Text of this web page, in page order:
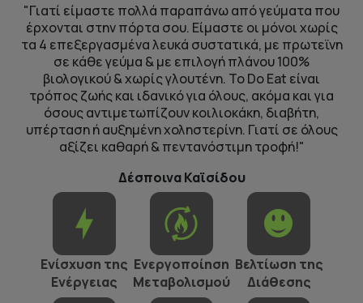
"Γιατί είμαστε πολλά παραπάνω από γεύματα που
έρχονται στην πόρτα σου. Είμαστε οι μόνοι χωρίς
τα 4 επεξεργασμένα λευκά συστατικά, με πρωτεϊνη
σε κάθε γεύμα & με επιλογή πλάνου 100%
βιολογικού & χωρίς γλουτένη. To Do Eat είναι
τρόπος ζωής και ιδανικό για όλους, ακόμα και για
όσους αντιμετωπίζουν κοιλιοκάκη, διαβήτη,
υπέρταση ή αυξημένη χοληστερίνη. Γιατί σε όλους
αξίζει καθαρή & πεντανόστιμη τροφή!"
Δέσποινα Καϊσίδου
Ενίσχυση της
Ενέργειας
Ενεργοποίηση
Μεταβολισμού
Βελτίωση της
Διάθεσης